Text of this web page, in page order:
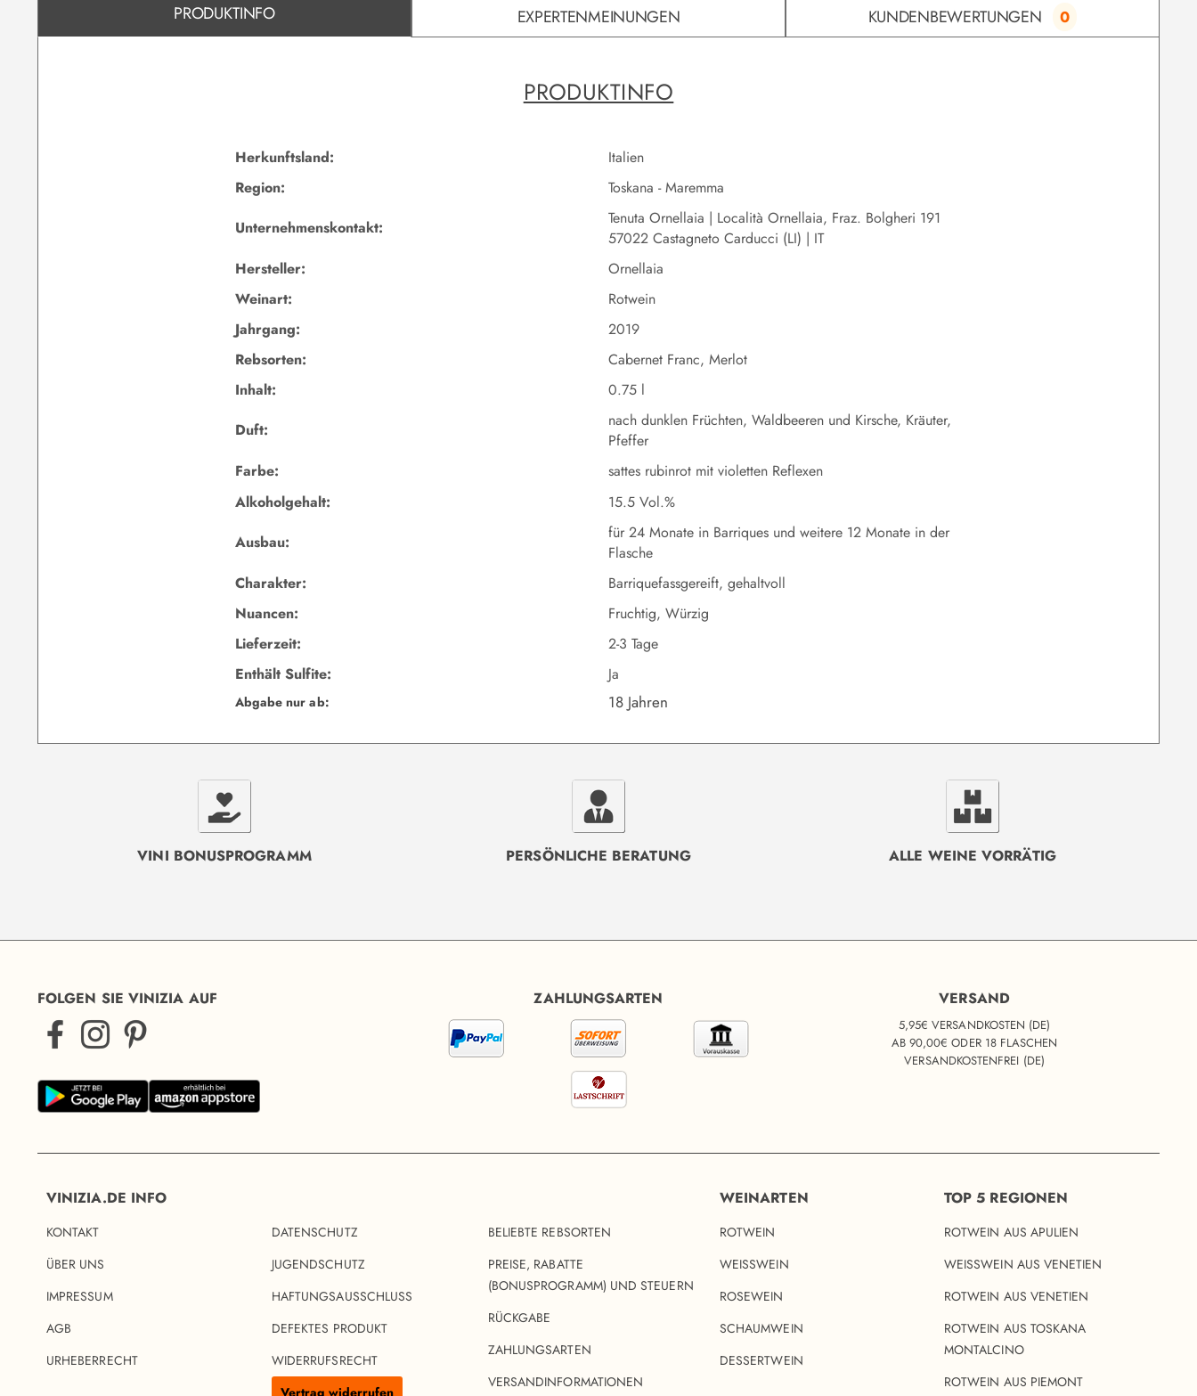
PRODUKTINFO EXPERTENMEINUNGEN KUNDENBEWERTUNGEN 0
PRODUKTINFO
Herkunftsland:
Italien
Region:
Toskana - Maremma
Unternehmenskontakt:
Tenuta Ornellaia | Località Ornellaia, Fraz. Bolgheri 191
57022 Castagneto Carducci (LI) | IT
Hersteller:
Ornellaia
Weinart:
Rotwein
Jahrgang:
2019
Rebsorten:
Cabernet Franc, Merlot
Inhalt:
0.75 l
Duft:
nach dunklen Früchten, Waldbeeren und Kirsche, Kräuter,
Pfeffer
Farbe:
sattes rubinrot mit violetten Reflexen
Alkoholgehalt:
15.5 Vol.%
Ausbau:
für 24 Monate in Barriques und weitere 12 Monate in der
Flasche
Charakter:
Barriquefassgereift, gehaltvoll
Nuancen:
Fruchtig, Würzig
Lieferzeit:
2-3 Tage
Enthält Sulfite:
Ja
Abgabe nur ab: 18 Jahren
VINI BONUSPROGRAMM PERSÖNLICHE BERATUNG ALLE WEINE VORRÄTIG
FOLGEN SIE VINIZIA AUF ZAHLUNGSARTEN VERSAND
5,95€ VERSANDKOSTEN (DE)
AB 90,00€ ODER 18 FLASCHEN
VERSANDKOSTENFREI (DE)
VINIZIA.DE INFO
KONTAKT
ÜBER UNS
IMPRESSUM
AGB
URHEBERRECHT
DATENSCHUTZ
JUGENDSCHUTZ
HAFTUNGSAUSSCHLUSS
DEFEKTES PRODUKT
WIDERRUFSRECHT
BELIEBTE REBSORTEN
PREISE, RABATTE
(BONUSPROGRAMM) UND STEUERN
RÜCKGABE
ZAHLUNGSARTEN
VERSANDINFORMATIONEN
WEINARTEN
ROTWEIN
WEISSWEIN
ROSEWEIN
SCHAUMWEIN
DESSERTWEIN
TOP 5 REGIONEN
ROTWEIN AUS APULIEN
WEISSWEIN AUS VENETIEN
ROTWEIN AUS VENETIEN
ROTWEIN AUS TOSKANA
MONTALCINO
ROTWEIN AUS PIEMONT